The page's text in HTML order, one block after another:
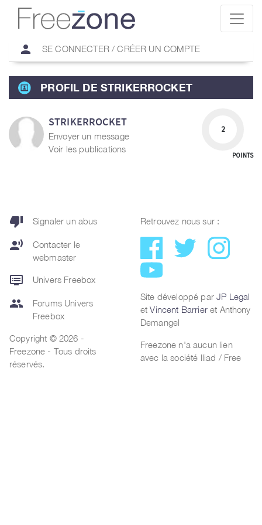
person SE CONNECTER / CRÉER UN COMPTE
PROFIL DE STRIKERROCKET
STRIKERROCKET
Envoyer un message
Voir les publications
2
POINTS
thumb_down Signaler un abus
record_voice_over
Contacter le
webmaster
dvr Univers Freebox
group
Forums Univers
Freebox
Copyright © 2026 -
Freezone - Tous droits
réservés.
Retrouvez nous sur :
Site développé parJP Legal
etVincent Barrieret Anthony
Demangel
Freezone n'a aucun lien
avec la société Iliad / Free